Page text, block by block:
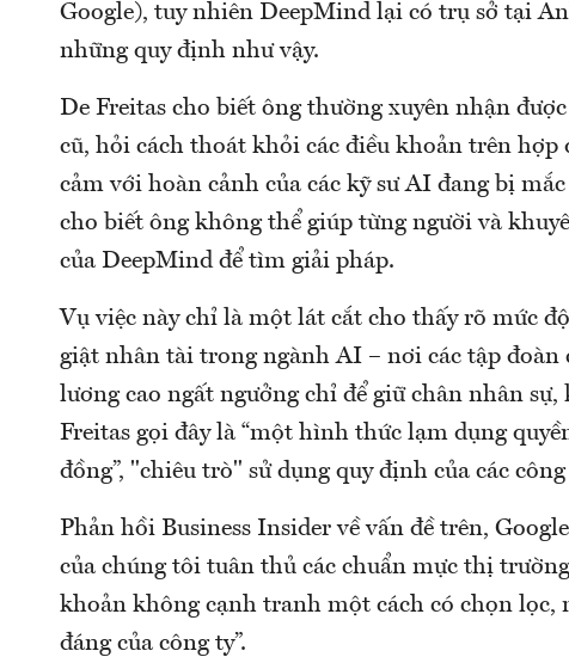
Google), tuy nhiên DeepMind lại có trụ sở tại
những quy định như vậy.
De Freitas cho biết ông thường xuyên nhận
cũ, hỏi cách thoát khỏi các điều khoản trên
cảm với hoàn cảnh của các kỹ sư AI đang bị
cho biết ông không thể giúp từng người và
của DeepMind để tìm giải pháp.
Vụ việc này chỉ là một lát cắt cho thấy rõ mức
giật nhân tài trong ngành AI – nơi các tập đoàn
lương cao ngất ngưởng chỉ để giữ chân nhân
Freitas gọi đây là “một hình thức lạm dụng
đồng”, "chiêu trò" sử dụng quy định của các
Phản hồi Business Insider về vấn đề trên,
của chúng tôi tuân thủ các chuẩn mực thị
khoản không cạnh tranh một cách có chọn lọc,
đáng của công ty”.